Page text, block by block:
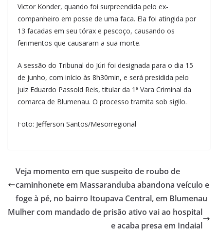
Victor Konder, quando foi surpreendida pelo ex-
companheiro em posse de uma faca. Ela foi atingida por
13 facadas em seu tórax e pescoço, causando os
ferimentos que causaram a sua morte.
A sessão do Tribunal do Júri foi designada para o dia 15
de junho, com início às 8h30min, e será presidida pelo
juiz Eduardo Passold Reis, titular da 1ª Vara Criminal da
comarca de Blumenau. O processo tramita sob sigilo.
Foto: Jefferson Santos/Mesorregional
Veja momento em que suspeito de roubo de
caminhonete em Massaranduba abandona veículo e
foge à pé, no bairro Itoupava Central, em Blumenau
Mulher com mandado de prisão ativo vai ao hospital
e acaba presa em Indaial